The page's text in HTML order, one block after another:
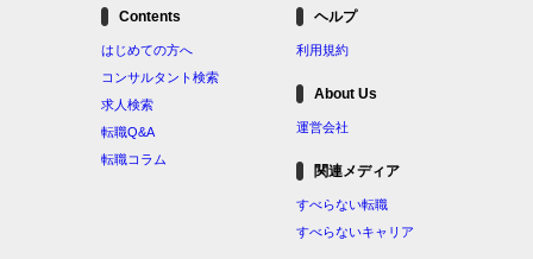
Contents
はじめての方へ
コンサルタント検索
求人検索
転職Q&A
転職コラム
ヘルプ
利用規約
About Us
運営会社
関連メディア
すべらない転職
すべらないキャリア